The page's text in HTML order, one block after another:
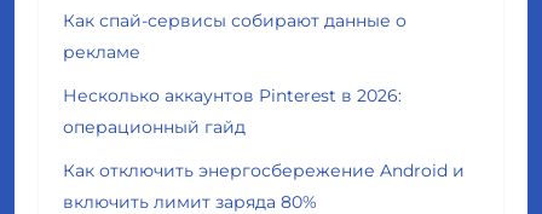
Как спай-сервисы собирают данные о
рекламе
Несколько аккаунтов Pinterest в 2026:
операционный гайд
Как отключить энергосбережение Android и
включить лимит заряда 80%